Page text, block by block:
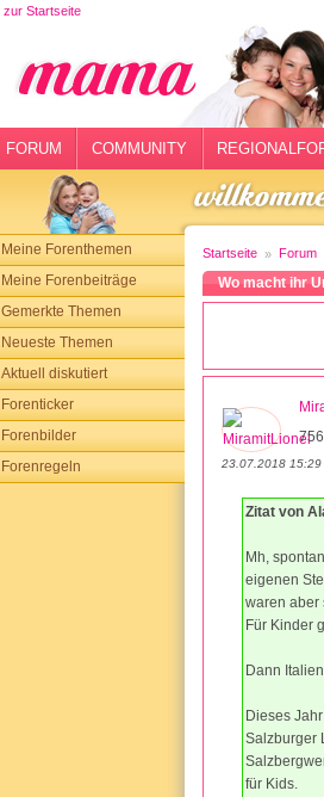
zur Startseite
FORUM COMMUNITY
Meine Forenthemen
Meine Forenbeiträge
Gemerkte Themen
Neueste Themen
Aktuell diskutiert
Forenticker
Forenbilder
Forenregeln
Startseite Forum
Wo macht ihr
23.07.2018 15:29
Zitat von
Mh,
eigenen
waren aber
Für Kinder
Dann
Dieses
Salzburger
für Kids.